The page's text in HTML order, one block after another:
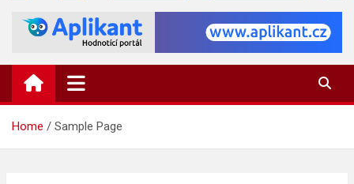
DigitalMagazin.cz
Home Sample Page